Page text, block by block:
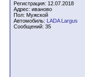
Регистрация: 12.07.2018
Адрес: иваново
Пол: Мужской
Автомобиль: LADA Largus
Сообщений: 35